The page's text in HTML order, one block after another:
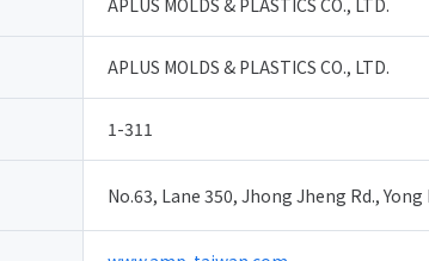
APLUS MOLDS & PLASTICS CO., LTD.
APLUS MOLDS & PLASTICS CO., LTD.
1-311
No.63, Lane 350, Jhong Jheng Rd.,